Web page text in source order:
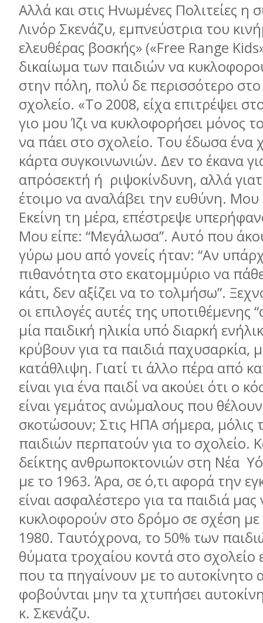
Αλλά και στις Ηνωμένες Πολιτείες η
Λινόρ Σκενάζυ, εμπνεύστρια του
ελευθέρας βοσκής» («Free Range
δικαίωμα των παιδιών να
στην πόλη, πολύ δε περισσότερο
σχολείο. «Το 2008, είχα επιτρέψει
γιο μου Ίζι να κυκλοφορήσει μόνος
να πάει στο σχολείο. Του έδωσα ένα
κάρτα συγκοινωνιών. Δεν το έκανα
απρόσεκτή ή ριψοκίνδυνη, αλλά
έτοιμο να αναλάβει την ευθύνη.
Εκείνη τη μέρα, επέστρεψε
Μου είπε: “Μεγάλωσα”. Αυτό που
γύρω μου από γονείς ήταν: “Αν
πιθανότητα στο εκατομμύριο να
κάτι, δεν αξίζει να το τολμήσω”.
οι επιλογές αυτές της υποτιθέμενης
μία παιδική ηλικία υπό διαρκή
κρύβουν για τα παιδιά παχυσαρκία,
κατάθλιψη. Γιατί τι άλλο πέρα από
είναι για ένα παιδί να ακούει ότι ο
είναι γεμάτος ανώμαλους που
σκοτώσουν; Στις ΗΠΑ σήμερα, μόλις
παιδιών περπατούν για το σχολείο.
δείκτης ανθρωποκτονιών στη Νέα
με το 1963. Άρα, σε ό,τι αφορά την
είναι ασφαλέστερο για τα παιδιά μας
κυκλοφορούν στο δρόμο σε σχέση
1980. Ταυτόχρονα, το 50% των
θύματα τροχαίου κοντά στο σχολείο
που τα πηγαίνουν με το αυτοκίνητο
φοβούνται μην τα χτυπήσει
κ. Σκενάζυ.